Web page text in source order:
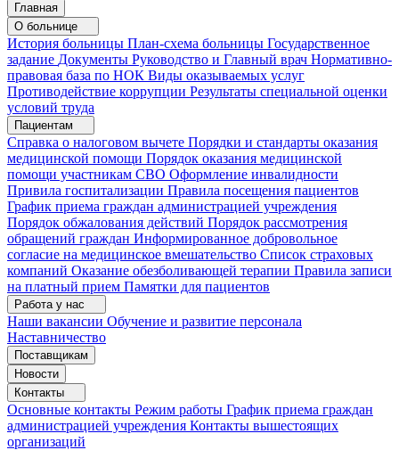
Главная
О больнице
История больницы План-схема больницы Государственное
задание Документы Руководство и Главный врач Нормативно-
правовая база по НОК Виды оказываемых услуг
Противодействие коррупции Результаты специальной оценки
условий труда
Пациентам
Справка о налоговом вычете Порядки и стандарты оказания
медицинской помощи Порядок оказания медицинской
помощи участникам СВО Оформление инвалидности
Привила госпитализации Правила посещения пациентов
График приема граждан администрацией учреждения
Порядок обжалования действий Порядок рассмотрения
обращений граждан Информированное добровольное
согласие на медицинское вмешательство Список страховых
компаний Оказание обезболивающей терапии Правила записи
на платный прием Памятки для пациентов
Работа у нас
Наши вакансии Обучение и развитие персонала
Наставничество
Поставщикам
Новости
Контакты
Основные контакты Режим работы График приема граждан
администрацией учреждения Контакты вышестоящих
организаций